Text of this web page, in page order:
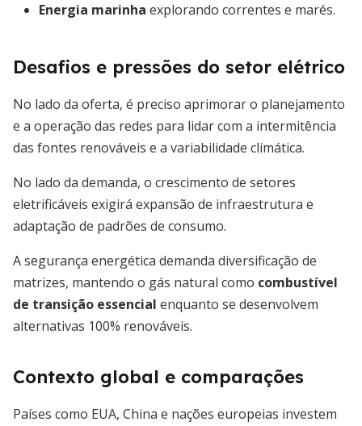
Energia marinha explorando correntes e marés.
Desafios e pressões do setor elétrico
No lado da oferta, é preciso aprimorar o planejamento
e a operação das redes para lidar com a intermitência
das fontes renováveis e a variabilidade climática.
No lado da demanda, o crescimento de setores
eletrificáveis exigirá expansão de infraestrutura e
adaptação de padrões de consumo.
A segurança energética demanda diversificação de
matrizes, mantendo o gás natural como combustível
de transição essencial enquanto se desenvolvem
alternativas 100% renováveis.
Contexto global e comparações
Países como EUA, China e nações europeias investem